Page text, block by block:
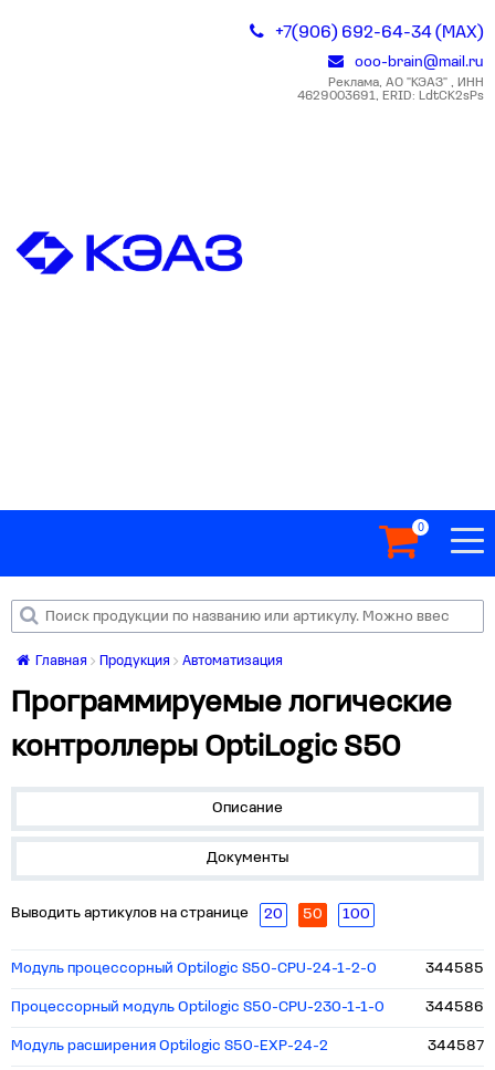
+7(906) 692-64-34 (MAX)
ooo-brain@mail.ru
Реклама, АО "КЭАЗ" , ИНН
4629003691, ERID: LdtCK2sPs
0
Главная Продукция Автоматизация
Программируемые логические
контроллеры OptiLogic S50
Описание
Документы
Выводить артикулов на странице 20 50 100
Модуль процессорный Optilogic S50-CPU-24-1-2-0 344585
Процессорный модуль Optilogic S50-CPU-230-1-1-0 344586
Модуль расширения Optilogic S50-EXP-24-2 344587